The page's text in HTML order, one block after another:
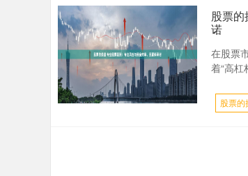
股票
诺
在股票
着“高
股票的